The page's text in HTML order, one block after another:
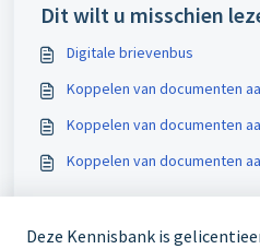
Dit wilt u misschien
Digitale brievenbus
Koppelen van documenten
Koppelen van documenten
Koppelen van documenten
Deze Kennisbank is